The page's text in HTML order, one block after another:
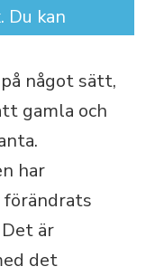
Du kan
vi
av
något sätt,
gamla och
har
är
det